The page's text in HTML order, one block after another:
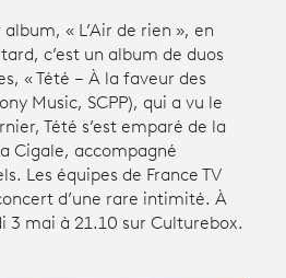
une émission
« L’Air de rien », en
c’est un album de duos
« Tété – À la faveur des
Music, SCPP), qui a vu le
Tété s’est emparé de la
Cigale, accompagné
Les équipes de France TV
d’une rare intimité. À
3 mai à 21.10 sur Culturebox.